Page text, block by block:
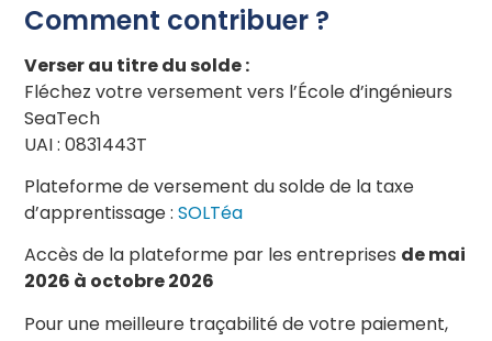
Comment contribuer ?
Verser au titre du solde :
Fléchez votre versement vers l’École d’ingénieurs
SeaTech
UAI : 0831443T
Plateforme de versement du solde de la taxe
d’apprentissage :SOLTéa
Accès de la plateforme par les entreprises de mai
2026 à octobre 2026
Pour une meilleure traçabilité de votre paiement,